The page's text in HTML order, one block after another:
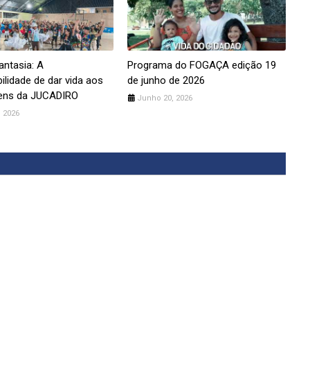
A
de dar vida aos
da JUCADIRO
2026
Programa do FOGAÇA edição 19
de junho de 2026
Junho 20, 2026